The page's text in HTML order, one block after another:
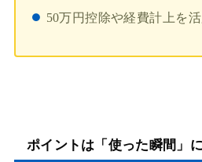
50万円控除や経費計上を
ポイントは「使った瞬間」